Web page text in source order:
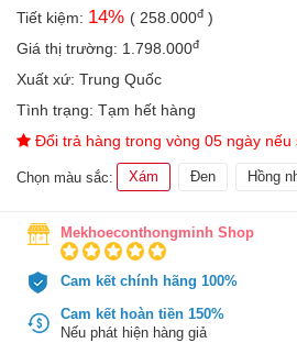
Bé
Bé
mà
cho
mẹ
Dành
cho
bố
Tiết kiệm: 14% ( 258.000đ )
Giá thị trường: 1.798.000đ
Xuất xứ: Trung Quốc
Tình trạng: Tạm hết hàng
Đổi trả hàng trong vòng 05 ngày nếu
Chọn màu sắc: Xám Đen Hồng
Mekhoeconthongminh Shop
Cam kết chính hãng 100%
Cam kết hoàn tiền 150%
Nếu phát hiện hàng giả